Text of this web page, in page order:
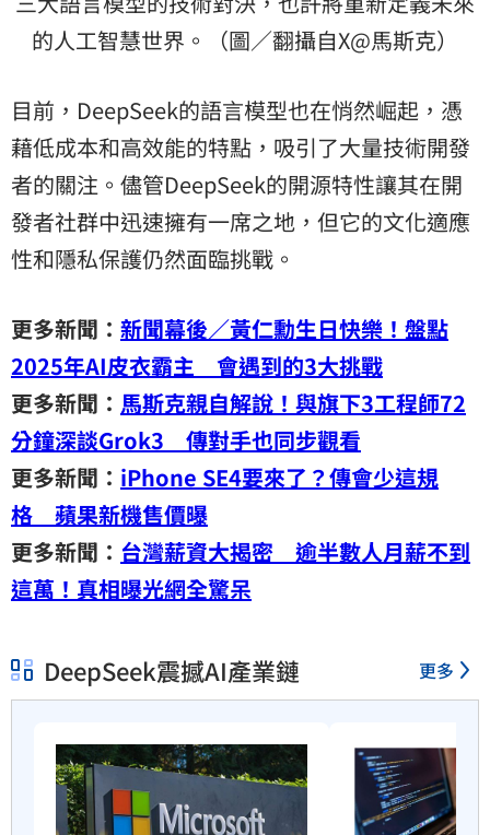
的人工智慧世界。（圖／翻攝自X@馬斯克）
目前，DeepSeek的語言模型也在悄然崛起，憑
藉低成本和高效能的特點，吸引了大量技術開發
者的關注。儘管DeepSeek的開源特性讓其在開
發者社群中迅速擁有一席之地，但它的文化適應
性和隱私保護仍然面臨挑戰。
更多新聞： 新聞幕後／黃仁勳生日快樂！盤點
2025年AI皮衣霸主 會遇到的3大挑戰
更多新聞： 馬斯克親自解說！與旗下3工程師72
分鐘深談Grok3 傳對手也同步觀看
更多新聞： iPhone SE4要來了？傳會少這規
格 蘋果新機售價曝
更多新聞： 台灣薪資大揭密 逾半數人月薪不到
這萬！真相曝光網全驚呆
DeepSeek震撼AI產業鏈 更多